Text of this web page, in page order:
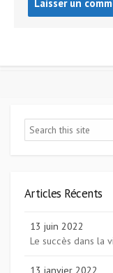
Search
Articles Récents
13 juin 2022
Le succès dans la
13 janvier 2022